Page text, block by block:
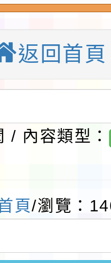
理後續甄選)
」1份
補助參觀特色
施計畫」
中心白海豚
才培育課程
115學年度
訊傳播委員
空）演習－
計畫」
融知識線上
年度第1學
返回首頁
內容類型：
頁/瀏覽：